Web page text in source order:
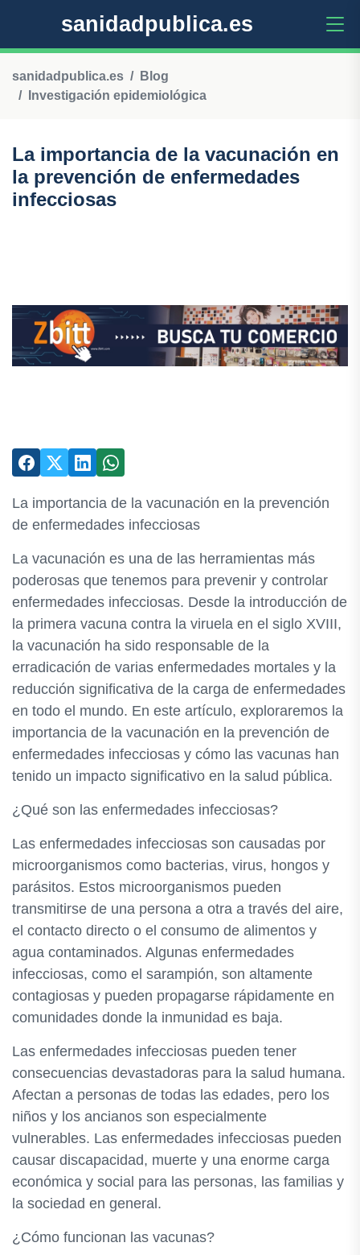
sanidadpublica.es
sanidadpublica.es
Blog
Investigación epidemiológica
La importancia de la vacunación en
la prevención de enfermedades
infecciosas
La importancia de la vacunación en la prevención
de enfermedades infecciosas
La vacunación es una de las herramientas más
poderosas que tenemos para prevenir y controlar
enfermedades infecciosas. Desde la introducción de
la primera vacuna contra la viruela en el siglo XVIII,
la vacunación ha sido responsable de la
erradicación de varias enfermedades mortales y la
reducción significativa de la carga de enfermedades
en todo el mundo. En este artículo, exploraremos la
importancia de la vacunación en la prevención de
enfermedades infecciosas y cómo las vacunas han
tenido un impacto significativo en la salud pública.
¿Qué son las enfermedades infecciosas?
Las enfermedades infecciosas son causadas por
microorganismos como bacterias, virus, hongos y
parásitos. Estos microorganismos pueden
transmitirse de una persona a otra a través del aire,
el contacto directo o el consumo de alimentos y
agua contaminados. Algunas enfermedades
infecciosas, como el sarampión, son altamente
contagiosas y pueden propagarse rápidamente en
comunidades donde la inmunidad es baja.
Las enfermedades infecciosas pueden tener
consecuencias devastadoras para la salud humana.
Afectan a personas de todas las edades, pero los
niños y los ancianos son especialmente
vulnerables. Las enfermedades infecciosas pueden
causar discapacidad, muerte y una enorme carga
económica y social para las personas, las familias y
la sociedad en general.
¿Cómo funcionan las vacunas?